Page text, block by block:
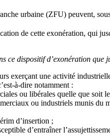
urbaine (ZFU) peuvent,
de cette exonération, qui
ce dispositif d’exonération que
exerçant une activité
à-dire notamment :
ou libérales quelle que soit
ou industriels munis
d’insertion ;
d’entraîner